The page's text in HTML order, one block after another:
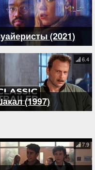
(2021)
(1997)
6.4
7.9